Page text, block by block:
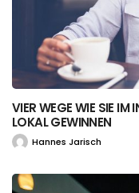
VIER WEGE WIE SIE IM
LOKAL GEWINNEN
Hannes Jarisch